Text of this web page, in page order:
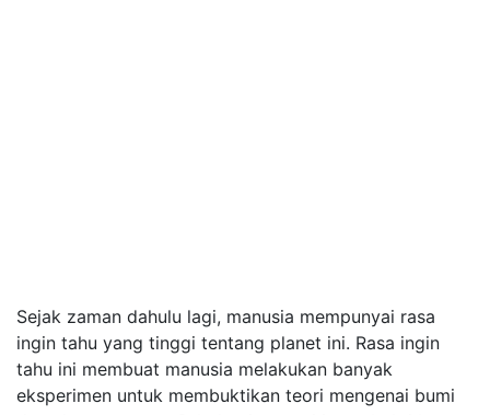
Sejak zaman dahulu lagi, manusia mempunyai rasa
ingin tahu yang tinggi tentang planet ini. Rasa ingin
tahu ini membuat manusia melakukan banyak
eksperimen untuk membuktikan teori mengenai bumi